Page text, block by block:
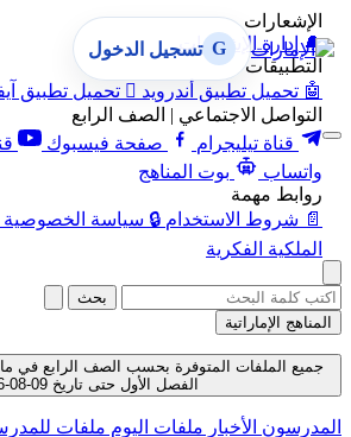
الإشعارات
🔔 إدارة الإشعارات
التطبيقات
🤖 تحميل تطبيق أندرويد  تحميل تطبيق
التواصل الاجتماعي | الصف الرابع
قناة تيليجرام
صفحة فيسبوك
واتساب
بوت المناهج
روابط مهمة
📄 شروط الاستخدام 🔒 سياسة الخصوصية
الملكية الفكرية
G تسجيل الدخول
بحث
المناهج الإماراتية
جميع الملفات المتوفرة بحسب الصف الرابع في
الفصل الأول حتى تاريخ 09-08-2026
المدرسون الأخبار ملفات اليوم ملفات